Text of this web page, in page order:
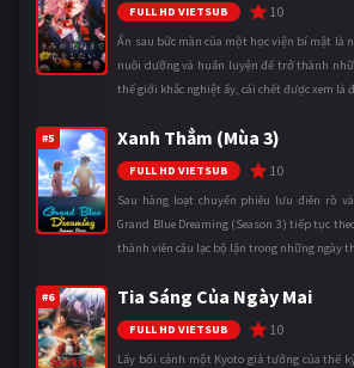
FULL HD VIETSUB 10
Ẩn sau bức màn của một học viện bí mật là
nuôi dưỡng và huấn luyện để trở thành
thế giới khắc nghiệt ấy, cái chết được xem là
#5 Xanh Thẳm (Mùa 3)
FULL HD VIETSUB 10
Sau hàng loạt chuyến phiêu lưu điên rồ
Grand Blue Dreaming (Season 3) tiếp tục
thành viên câu lạc bộ lặn trong những ngày
#6 Tia Sáng Của Ngày Mai
FULL HD VIETSUB 10
Lấy bối cảnh một Kyoto giả tưởng của thế